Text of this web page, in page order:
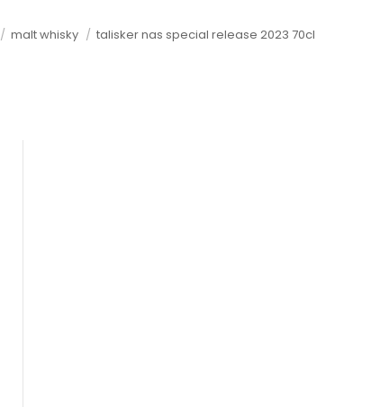
malt whisky talisker nas special release 2023 70cl